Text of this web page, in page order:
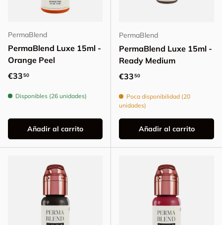
PermaBlend
PermaBlend Luxe 15ml -
Orange Peel
Precio normal
€3350
Disponibles (26 unidades)
Añadir al carrito
PermaBlend
PermaBlend Luxe 15ml -
Ready Medium
Precio normal
€3350
Poca disponibilidad (20
unidades)
Añadir al carrito